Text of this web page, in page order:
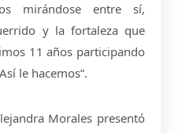
mirándose entre sí,
y la fortaleza que
11 años participando
le hacemos”.
Morales presentó